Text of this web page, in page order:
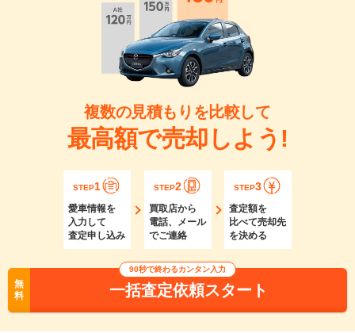
複数の見積もりを比較して
最高額で売却しよう!
STEP1
愛車情報を
入力して
査定申し込み
STEP2
買取店から
電話、メール
でご連絡
STEP3
査定額を
比べて売却先
を決める
無
料
90秒で終わるカンタン入力
一括査定依頼スタート